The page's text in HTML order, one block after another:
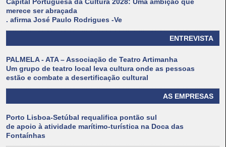
Capital Portuguesa da Cultura 2028: Uma ambição que
merece ser abraçada
. afirma José Paulo Rodrigues -Ve
ENTREVISTA
PALMELA - ATA – Associação de Teatro Artimanha
Um grupo de teatro local leva cultura onde as pessoas
estão e combate a desertificação cultural
AS EMPRESAS
Porto Lisboa-Setúbal requalifica pontão sul
de apoio à atividade marítimo-turística na Doca das
Fontaínhas